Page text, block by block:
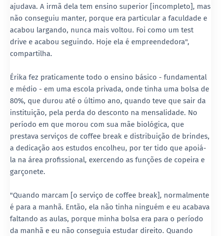
ajudava. A irmã dela tem ensino superior [incompleto], mas
não conseguiu manter, porque era particular a faculdade e
acabou largando, nunca mais voltou. Foi como um test
drive e acabou seguindo. Hoje ela é empreendedora",
compartilha.
Érika fez praticamente todo o ensino básico - fundamental
e médio - em uma escola privada, onde tinha uma bolsa de
80%, que durou até o último ano, quando teve que sair da
instituição, pela perda do desconto na mensalidade. No
período em que morou com sua mãe biológica, que
prestava serviços de coffee break e distribuição de brindes,
a dedicação aos estudos encolheu, por ter tido que apoiá-
la na área profissional, exercendo as funções de copeira e
garçonete.
"Quando marcam [o serviço de coffee break], normalmente
é para a manhã. Então, ela não tinha ninguém e eu acabava
faltando as aulas, porque minha bolsa era para o período
da manhã e eu não conseguia estudar direito. Quando